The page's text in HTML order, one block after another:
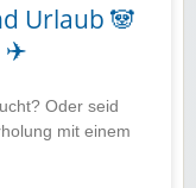
Urlaub 🐼
✈️
Oder seid
mit einem